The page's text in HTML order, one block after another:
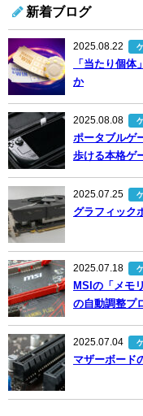
新着ブログ
2025.08.22
「当たり個
か
2025.08.08
ポータブルゲ
歩ける本格ゲ
2025.07.25
グラフィック
2025.07.18
MSIの「メモ
の自動調整プ
2025.07.04
マザーボード